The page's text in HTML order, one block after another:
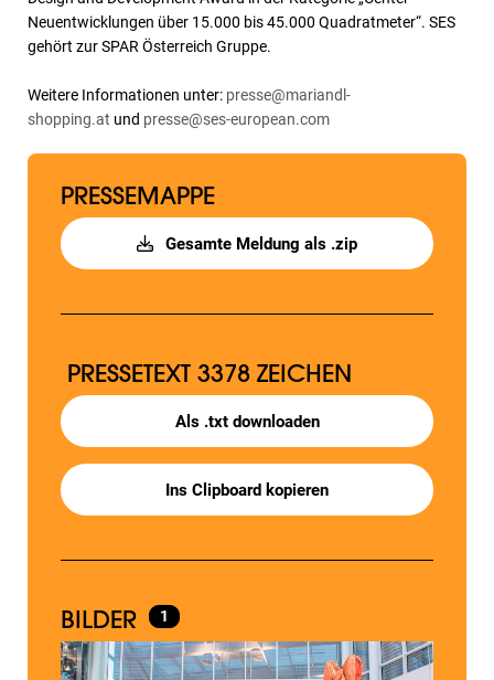
Neuentwicklungen über 15.000 bis 45.000 Quadratmeter“. SES
gehört zur SPAR Österreich Gruppe.
Weitere Informationen unter: presse@mariandl-
shopping.at und presse@ses-european.com
PRESSEMAPPE
Gesamte Meldung als .zip
PRESSETEXT 3378 ZEICHEN
Als .txt downloaden
Ins Clipboard kopieren
BILDER 1